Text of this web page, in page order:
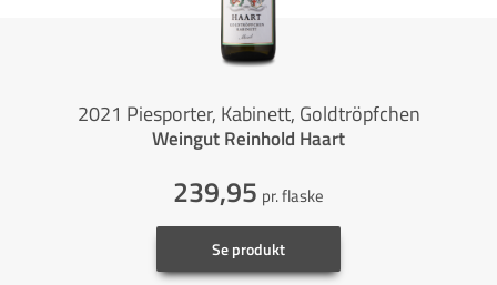
2021 Piesporter, Kabinett, Goldtröpfchen
Weingut Reinhold Haart
239,95 pr. flaske
Se produkt